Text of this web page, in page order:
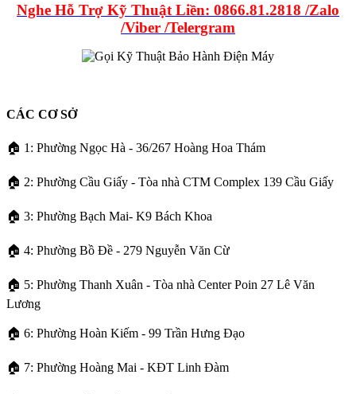
Nghe Hỗ Trợ Kỹ Thuật Liền: 0866.81.2818 /Zalo
/Viber /Telergram
CÁC CƠ SỞ
🏠 1: Phường Ngọc Hà - 36/267 Hoàng Hoa Thám
🏠 2: Phường Cầu Giấy - Tòa nhà CTM Complex 139 Cầu Giấy
🏠 3: Phường Bạch Mai- K9 Bách Khoa
🏠 4: Phường Bồ Đề - 279 Nguyễn Văn Cừ
🏠 5: Phường Thanh Xuân - Tòa nhà Center Poin 27 Lê Văn
Lương
🏠 6: Phường Hoàn Kiếm - 99 Trần Hưng Đạo
🏠 7: Phường Hoàng Mai - KĐT Linh Đàm